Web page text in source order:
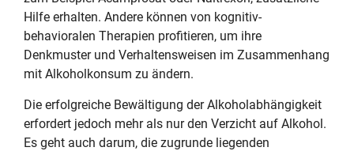
Hilfe erhalten. Andere können von kognitiv-
behavioralen Therapien profitieren, um ihre
Denkmuster und Verhaltensweisen im Zusammenhang
mit Alkoholkonsum zu ändern.
Die erfolgreiche Bewältigung der Alkoholabhängigkeit
erfordert jedoch mehr als nur den Verzicht auf Alkohol.
Es geht auch darum, die zugrunde liegenden